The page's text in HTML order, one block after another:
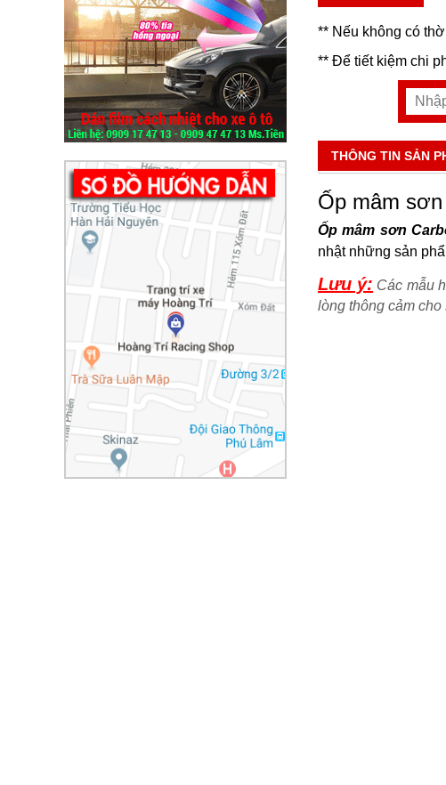
** Nếu không có
** Để tiết kiệm chi
THÔNG TIN SẢN
Ốp mâm
Ốp mâm sơn
nhật những sản
Lưu ý: Các mẫu
lòng thông cảm